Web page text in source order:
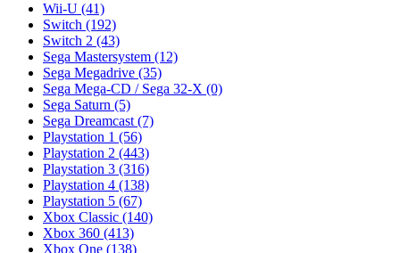
Wii-U (41)
Switch (192)
Switch 2 (43)
Sega Mastersystem (12)
Sega Megadrive (35)
Sega Mega-CD / Sega 32-X (0)
Sega Saturn (5)
Sega Dreamcast (7)
Playstation 1 (56)
Playstation 2 (443)
Playstation 3 (316)
Playstation 4 (138)
Playstation 5 (67)
Xbox Classic (140)
Xbox 360 (413)
Xbox One (138)